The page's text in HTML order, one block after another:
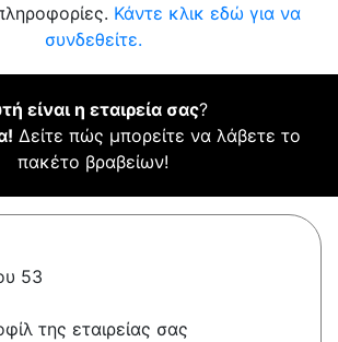
Κάντε κλικ εδώ για να
συνδεθείτε.
είναι η εταιρεία σας?
Δείτε πώς μπορείτε να λάβετε το
πακέτο βραβείων!
53
της εταιρείας σας